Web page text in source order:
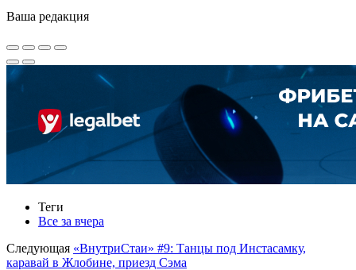
Ваша редакция
Теги
Все за вчера
Следующая «ВнутриСтаи» #9: Танцы под Инстасамку,
каравай в Жлобине, приезд Сэма